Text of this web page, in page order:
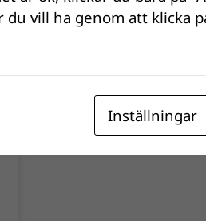
du vill ha genom att klicka
Inställningar